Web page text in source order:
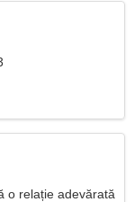
o relație adevărată